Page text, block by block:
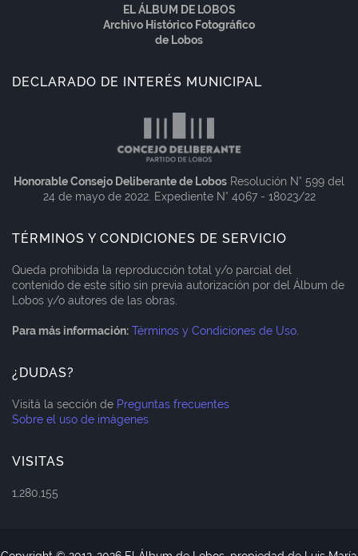
EL ÁLBUM DE LOBOS
Archivo Histórico Fotográfico
de Lobos
DECLARADO DE INTERÉS MUNICIPAL
Honorable Consejo Deliberante de Lobos Resolución N° 599 del
24 de mayo de 2022. Expediente N° 4067 - 18023/22
TÉRMINOS Y CONDICIONES DE SERVICIO
Queda prohibida la reproducción total y/o parcial del
contenido de este sitio sin previa autorización por del Álbum de
Lobos y/o autores de las obras.
Para más información: Términos y Condiciones de Uso.
¿DUDAS?
Visitá la sección de Preguntas frecuentes
Sobre el uso de imágenes
VISITAS
1,280,155